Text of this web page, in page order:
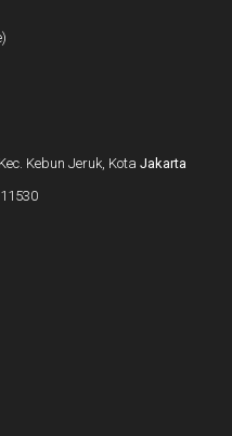
Kebun Jeruk, Kota Jakarta